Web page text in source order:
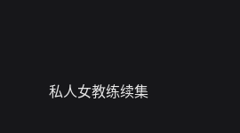
私人女教练续集